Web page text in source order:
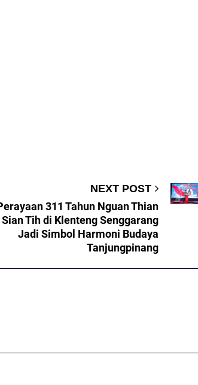
NEXT POST
311 Tahun Nguan Thian
Sian Tih di Klenteng Senggarang
Jadi Simbol Harmoni Budaya
Tanjungpinang